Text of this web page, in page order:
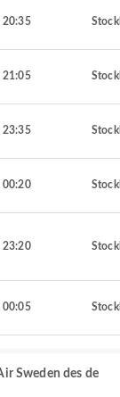
20:35
21:05
23:35
00:20
23:20
00:05
Sweden des de